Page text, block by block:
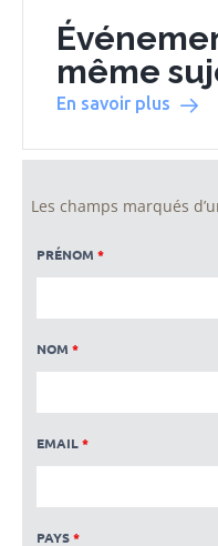
même
En savoir plus
Les champs marqués
PRÉNOM*
NOM*
EMAIL*
PAYS*